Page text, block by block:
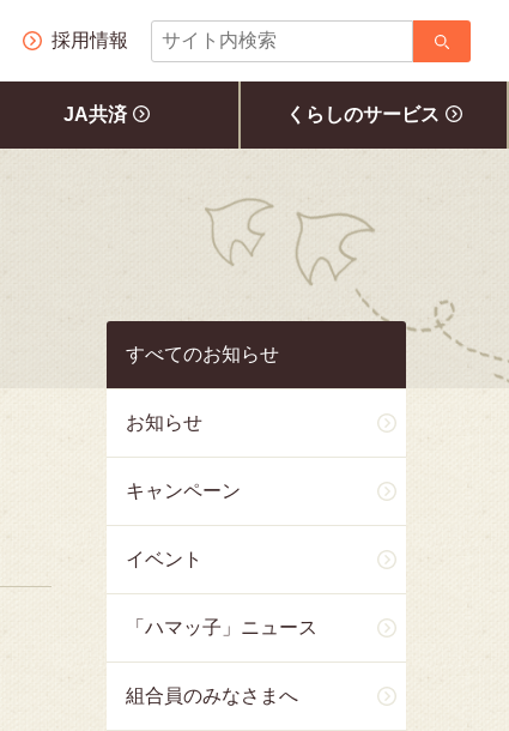
採用情報
サ
イ
検
JA共済 くらしのサービス
すべてのお知らせ
お知らせ
キャンペーン
イベント
「ハマッ子」ニュース
組合員のみなさまへ